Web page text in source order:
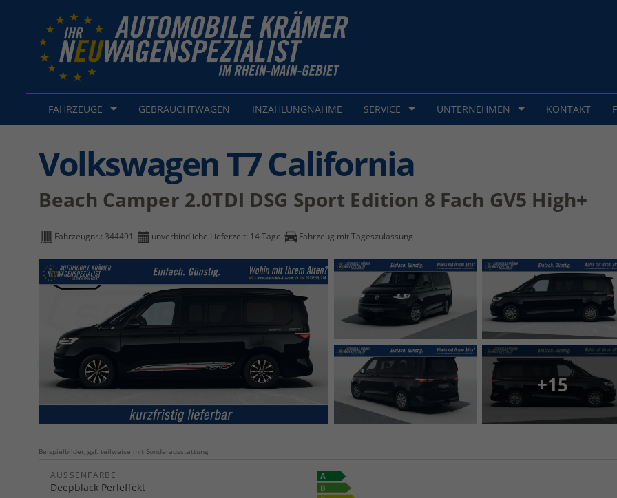
FAHRZEUGE GEBRAUCHTWAGEN INZAHLUNGNAHME SERVICE UNTERNEHMEN KONTAKT
Volkswagen T7 California
Beach Camper 2.0TDI DSG Sport Edition 8 Fach GV5 High+
Fahrzeugnr.: 344491 unverbindliche Lieferzeit: 14 Tage Fahrzeug mit Tageszulassung
+15
Beispielbilder, ggf. teilweise mit Sonderausstattung
AUSSENFARBE
Deepblack Perleffekt